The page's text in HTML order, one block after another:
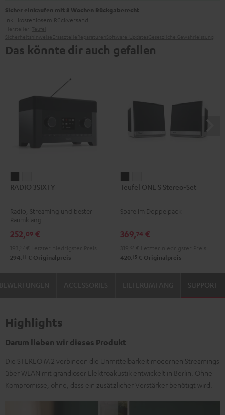
Sicher einkaufen mit 8 Wochen Rückgaberecht
inkl. kostenlosem Rückversand
Das könnte dir auch gefallen
3SIXTY3SIXTY
RADIO 3SIXTY
Radio, Streaming und bester
Raumklang
252,09 €
294, 11 € Originalpreis
ONE
Stereo-
Schwarz
ONE
Stereo-
Weiß
Teufel ONE S Stereo-Set
Spare im Doppelpack
369,74 €
420, 15 € Originalpreis
SUPPORT
Highlights
Darum lieben wir dieses Produkt
Die STEREO M 2 verbinden die Unmittelbarkeit modernen Streamings
über WLAN mit grandioser Elektroakustik entwickelt in Berlin. Ohne
Kompromisse, ohne, dass ein zusätzlicher Verstärker benötigt wird.